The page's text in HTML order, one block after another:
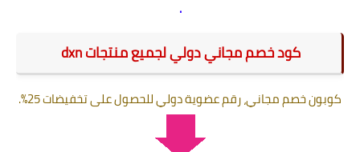
.
كود خصم مجاني دولي لجميع منتجات dxn
كوبون خصم مجاني، رقم عضوية دولي للحصول على تخفيضات 25%.